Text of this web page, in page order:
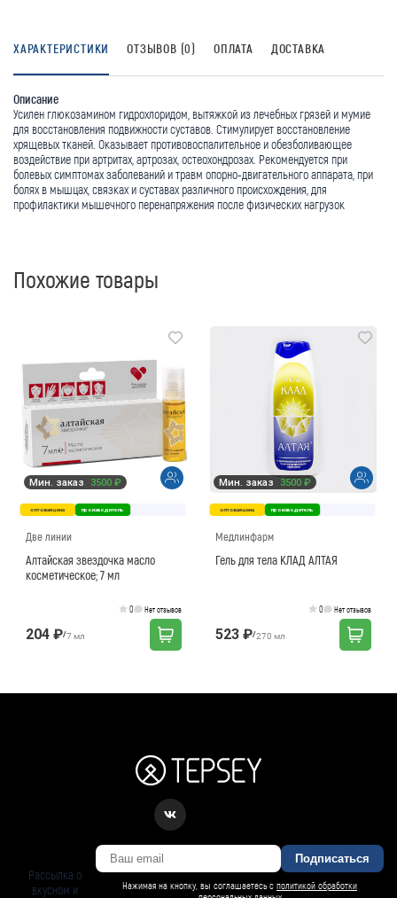
ХАРАКТЕРИСТИКИ ОТЗЫВОВ (0) ОПЛАТА ДОСТАВКА
Описание
Усилен глюкозамином гидрохлоридом, вытяжкой из лечебных грязей и мумие
для восстановления подвижности суставов. Стимулирует восстановление
хрящевых тканей. Оказывает противовоспалительное и обезболивающее
воздействие при артритах, артрозах, остеохондрозах. Рекомендуется при
болевых симптомах заболеваний и травм опорно-двигательного аппарата, при
болях в мышцах, связках и суставах различного происхождения, для
профилактики мышечного перенапряжения после физических нагрузок
Похожие товары
Мин. заказ 3500 ₽
оптовая цена производитель
Две линии
Алтайская звездочка масло
косметическое; 7 мл
0 Нет отзывов
204 ₽/7 мл
Мин. заказ 3500 ₽
оптовая цена производитель
Медлинфарм
Гель для тела КЛАД АЛТАЯ
0 Нет отзывов
523 ₽/270 мл
Рассылка о
вкусном и
Подписаться
Нажимая на кнопку, вы соглашаетесь с политикой обработки